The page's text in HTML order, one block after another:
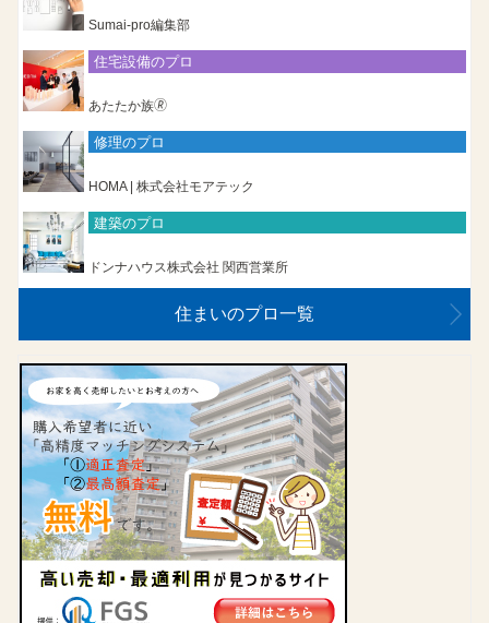
Sumai-pro編集部
住宅設備のプロ
あたたか族🄬
修理のプロ
HOMA | 株式会社モアテック
建築のプロ
ドンナハウス株式会社 関西営業所
住まいのプロ一覧